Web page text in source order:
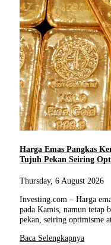
Harga Emas Pangkas
Tujuh Pekan Seiring
Thursday, 6 August 2026
Investing.com – Harga
pada Kamis, namun tetap
pekan, seiring optimisme
Baca Selengkapnya